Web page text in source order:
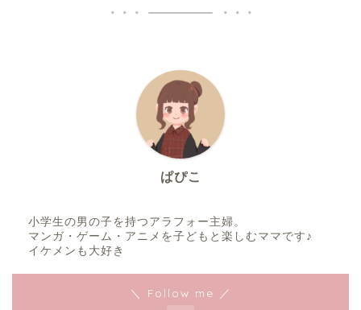
ぱぴこ
小学生の男の子を持つアラフォー主婦。
マンガ・ゲーム・アニメを子どもと楽しむママです♪
イケメンも大好き
＼ Follow me ／